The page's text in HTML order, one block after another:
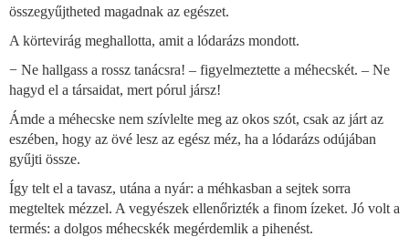
összegyűjtheted magadnak az egészet.
A körtevirág meghallotta, amit a lódarázs mondott.
− Ne hallgass a rossz tanácsra! – figyelmeztette a méhecskét. – Ne
hagyd el a társaidat, mert pórul jársz!
Ámde a méhecske nem szívlelte meg az okos szót, csak az járt az
eszében, hogy az övé lesz az egész méz, ha a lódarázs odújában
gyűjti össze.
Így telt el a tavasz, utána a nyár: a méhkasban a sejtek sorra
megteltek mézzel. A vegyészek ellenőrizték a finom ízeket. Jó volt a
termés: a dolgos méhecskék megérdemlik a pihenést.